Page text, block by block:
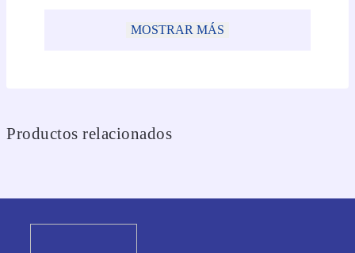
MOSTRAR MÁS
Productos relacionados